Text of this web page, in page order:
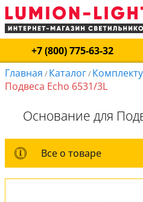
+7 (800) 775-63-32
Главная / Каталог/
Подвеса Echo 6531/3L
Основание для
Все о товаре
Все о товаре